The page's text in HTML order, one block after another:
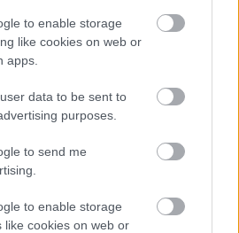
to enable storage
like cookies on web or
apps.
data to be sent to
purposes.
to send me
to enable storage
like cookies on web or
utazóThe Black Keys
és nem is akárkit